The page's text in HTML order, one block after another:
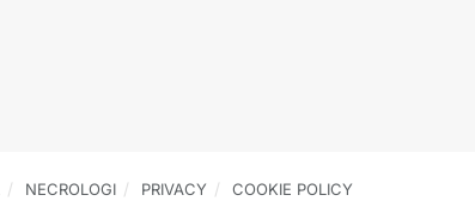
NECROLOGI PRIVACY COOKIE POLICY